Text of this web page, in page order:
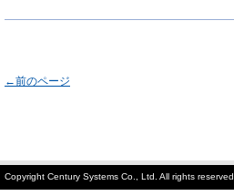
←前のページ
Copyright Century Systems Co., Ltd. All rights reserved.